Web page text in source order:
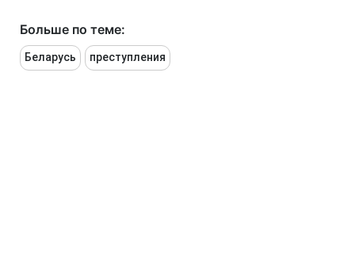
Больше по теме:
Беларусь преступления